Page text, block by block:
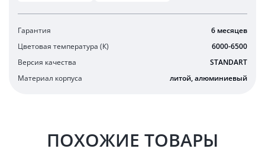
Гарантия
6 месяцев
Цветовая температура (К)
6000-6500
Версия качества
STANDART
Материал корпуса
литой, алюминиевый
ПОХОЖИЕ ТОВАРЫ